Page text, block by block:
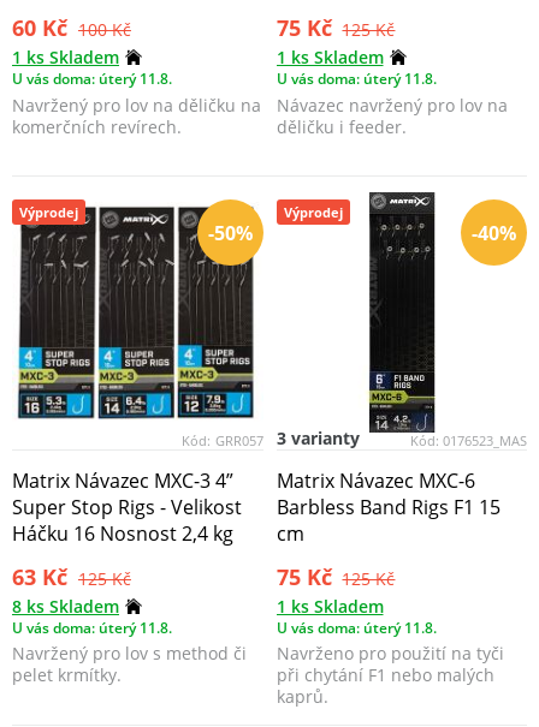
60 Kč 100 Kč
1 ks Skladem
U vás doma: úterý 11.8.
Navržený pro lov na děličku na
komerčních revírech.
75 Kč 125 Kč
1 ks Skladem
U vás doma: úterý 11.8.
Návazec navržený pro lov na
děličku i feeder.
-50%
Výprodej
Kód: GRR057
Matrix Návazec MXC-3 4”
Super Stop Rigs - Velikost
Háčku 16 Nosnost 2,4 kg
63 Kč 125 Kč
8 ks Skladem
U vás doma: úterý 11.8.
Navržený pro lov s method či
pelet krmítky.
-40%
Výprodej
Kód: 0176523_MAS
3 varianty
Matrix Návazec MXC-6
Barbless Band Rigs F1 15
cm
75 Kč 125 Kč
1 ks Skladem
U vás doma: úterý 11.8.
Navrženo pro použití na tyči
při chytání F1 nebo malých
kaprů.